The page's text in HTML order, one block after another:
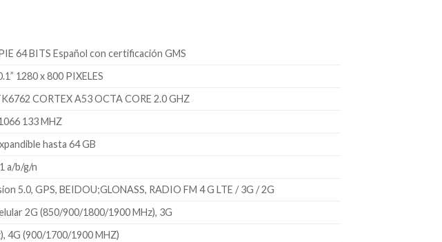
64 BITS Español con certificación GMS
1280 x 800 PIXELES
CORTEX A53 OCTA CORE 2.0 GHZ
133 MHZ
hasta 64 GB
a/b/g/n
5.0, GPS, BEIDOU;GLONASS, RADIO FM 4 G LTE / 3G / 2G
2G (850/900/1800/1900 MHz), 3G
4G (900/1700/1900 MHZ)